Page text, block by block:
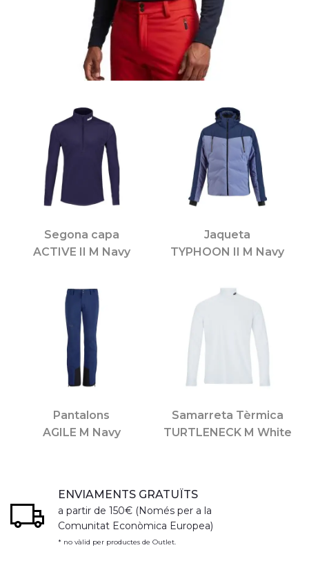
Segona capa
ACTIVE II M Navy
Jaqueta
TYPHOON II M Navy
Pantalons
AGILE M Navy
Samarreta Tèrmica
TURTLENECK M White
ENVIAMENTS GRATUÏTS
a partir de 150€ (Només per a la
Comunitat Econòmica Europea)
* no vàlid per productes de Outlet.